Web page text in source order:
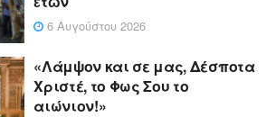
6 Αυγούστου 2026
«Λάμψον και σε μας, Δέσποτα
Χριστέ, το Φως Σου το
αιώνιον!»